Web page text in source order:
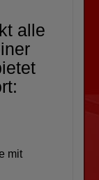
alle
mit